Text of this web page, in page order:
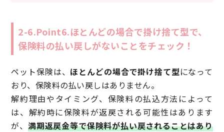
2-6.Point6.ほとんどの場合で掛け捨て型で、
保険料の払い戻しがないことをチェック！
ペット保険は、 ほとんどの場合で掛け捨て型になって
おり、保険料の払い戻しはありません。
解約理由やタイミング、保険料の払込方法によって
は、解約時に保険料が返戻される可能性はあります
が、満期返戻金等で保険料が払い戻されることはあり